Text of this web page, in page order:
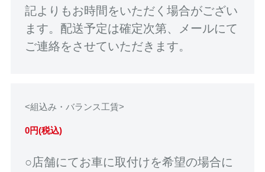
記よりもお時間をいただく場合がござい
ます。配送予定は確定次第、メールにて
ご連絡をさせていただきます。
<組込み・バランス工賃>
0円(税込)
○店舗にてお車に取付けを希望の場合に